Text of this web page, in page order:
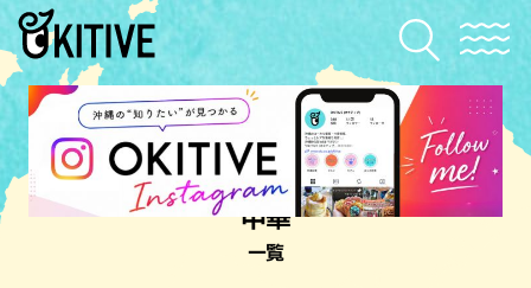
中華
一覧